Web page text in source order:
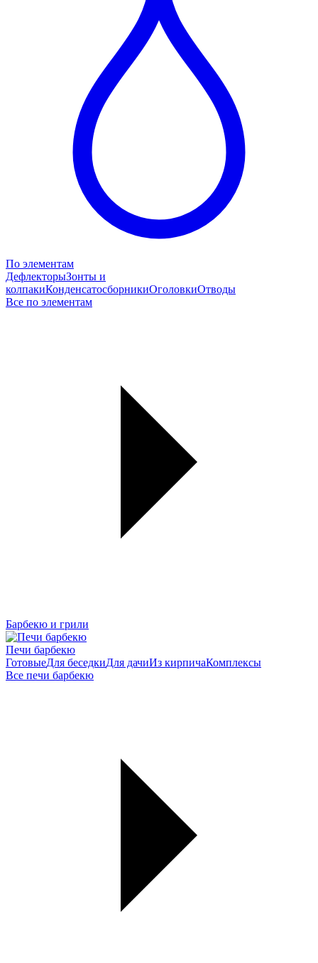
По элементам
ДефлекторыЗонты и
колпакиКонденсатосборникиОголовкиОтводы
Все по элементам
Барбекю и грили
Печи барбекю
ГотовыеДля беседкиДля дачиИз кирпичаКомплексы
Все печи барбекю